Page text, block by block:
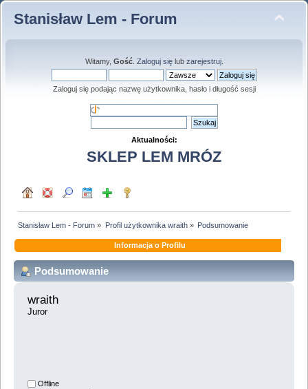
Stanisław Lem - Forum
Witamy, Gość. Zaloguj sięlub zarejestruj.
Zaloguj się podając nazwę użytkownika, hasło i długość sesji
Aktualności:
SKLEP LEM MRÓZ
Stanisław Lem - Forum » Profil użytkownika wraith» Podsumowanie
Informacja o Profilu
Podsumowanie
wraith
Juror
Offline